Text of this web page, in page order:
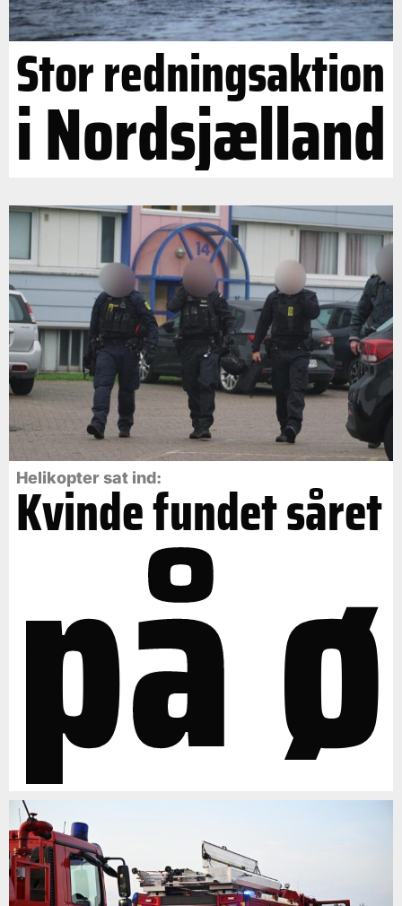
Stor redningsaktion
i Nordsjælland
Helikopter sat ind:
Kvinde fundet såret
på ø